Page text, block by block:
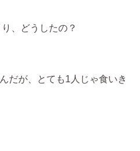
、どうしたの？
だが、とても1人じゃ食いき